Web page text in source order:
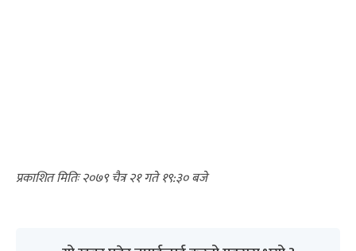
२०७९ चैत्र २१ गते १९:३०